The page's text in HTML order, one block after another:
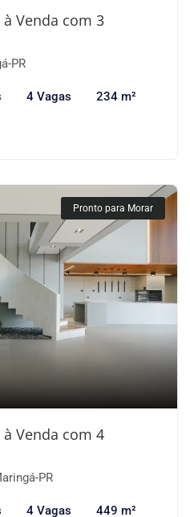
Venda com 3
PR
4 Vagas 234 m²
Pronto para Morar
Venda com 4
PR
4 Vagas 449 m²